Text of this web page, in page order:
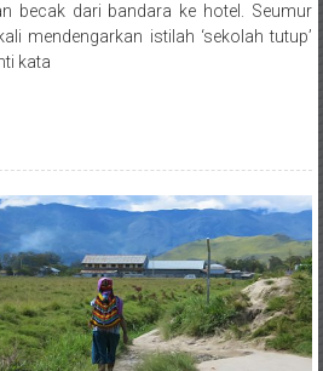
becak dari bandara ke hotel. Seumur
mendengarkan istilah ‘sekolah tutup’
kata